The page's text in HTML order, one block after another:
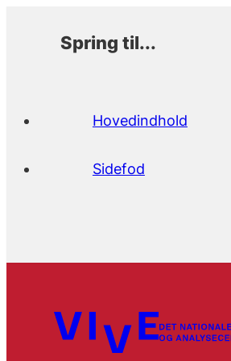
Spring til...
Hovedindhold
Sidefod